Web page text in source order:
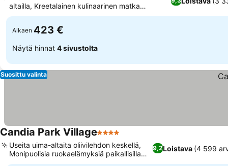
altailla, Kreetalainen kulinaarinen matka
paikallisilla tuotteilla
Alkaen 423 €
Näytä hinnat 4 sivustolta
Suosittu valinta
Candia Park Village4 Tähtiluokitus
9,2Loistava (4 599
Useita uima-altaita oliivilehdon keskellä,
Monipuolisia ruokaelämyksiä paikallisilla
mauilla